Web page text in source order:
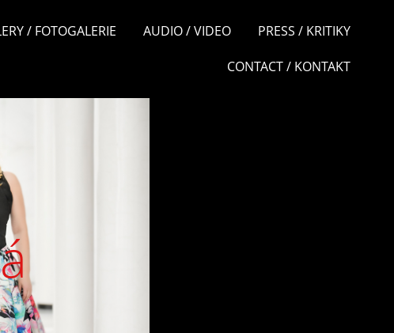
/ FOTOGALERIE AUDIO / VIDEO PRESS / KRITIKY
CONTACT / KONTAKT